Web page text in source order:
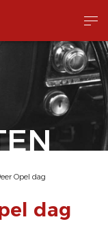
Opel dag
dag